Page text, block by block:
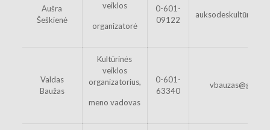
Aušra
Šeškienė
veiklos
organizatorė
0-601-
09122
Valdas
Baužas
Kultūrinės
veiklos
organizatorius,
meno vadovas
0-601-
63340